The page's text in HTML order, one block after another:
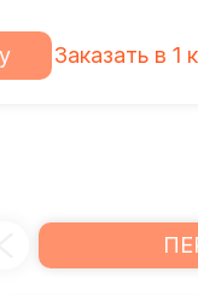
Заказать в 1